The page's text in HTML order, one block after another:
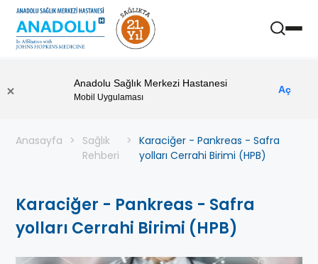
Anadolu Sağlık Merkezi Hastanesi
Mobil Uygulaması
Aç
Anasayfa
Sağlık
Rehberi
Karaciğer - Pankreas - Safra
yolları Cerrahi Birimi (HPB)
Karaciğer - Pankreas - Safra
yolları Cerrahi Birimi (HPB)